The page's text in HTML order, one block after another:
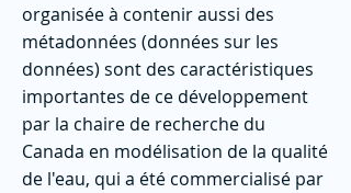
organisée à contenir aussi des
métadonnées (données sur les
données) sont des caractéristiques
importantes de ce développement
par la chaire de recherche du
Canada en modélisation de la qualité
de l'eau, qui a été commercialisé par